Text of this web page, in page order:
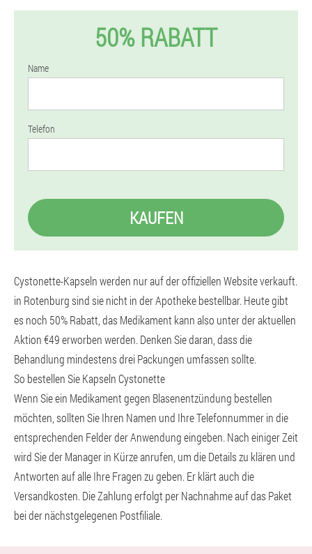
50% RABATT
Name
Telefon
KAUFEN
Cystonette-Kapseln werden nur auf der offiziellen Website verkauft.
in Rotenburg sind sie nicht in der Apotheke bestellbar. Heute gibt
es noch 50% Rabatt, das Medikament kann also unter der aktuellen
Aktion €49 erworben werden. Denken Sie daran, dass die
Behandlung mindestens drei Packungen umfassen sollte.
So bestellen Sie Kapseln Cystonette
Wenn Sie ein Medikament gegen Blasenentzündung bestellen
möchten, sollten Sie Ihren Namen und Ihre Telefonnummer in die
entsprechenden Felder der Anwendung eingeben. Nach einiger Zeit
wird Sie der Manager in Kürze anrufen, um die Details zu klären und
Antworten auf alle Ihre Fragen zu geben. Er klärt auch die
Versandkosten. Die Zahlung erfolgt per Nachnahme auf das Paket
bei der nächstgelegenen Postfiliale.